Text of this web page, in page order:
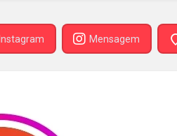
Instagram Mensagem